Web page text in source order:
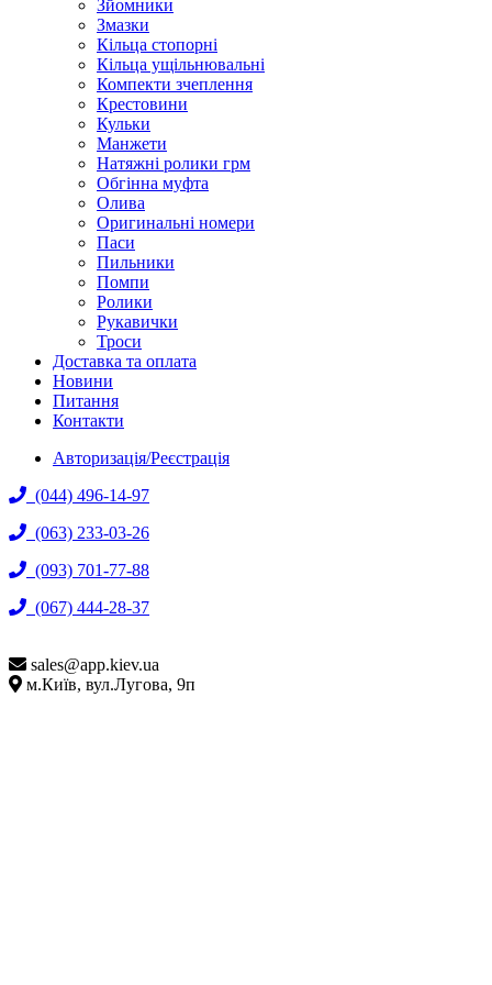
Зйомники
Змазки
Кільца стопорні
Кільца ущільнювальні
Компекти зчеплення
Крестовини
Кульки
Манжети
Натяжні ролики грм
Обгінна муфта
Олива
Оригинальні номери
Паси
Пильники
Помпи
Ролики
Рукавички
Троси
Доставка та оплата
Новини
Питання
Контакти
Авторизація/Реєстрація
(044) 496-14-97
(063) 233-03-26
(093) 701-77-88
(067) 444-28-37
sales@app.kiev.ua
м.Київ, вул.Лугова, 9п